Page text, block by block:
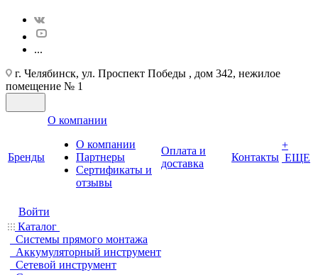
...
г. Челябинск, ул. Проспект Победы , дом 342, нежилое
помещение № 1
Бренды
О компании
О компании
Партнеры
Cертификаты и
отзывы
Оплата и
доставка
Контакты
+
ЕЩЕ
Войти
Каталог
Системы прямого монтажа
Аккумуляторный инструмент
Сетевой инструмент